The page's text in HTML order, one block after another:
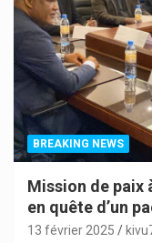
BREAKING NEWS
Mission de paix
en quête d’un
13 février 2025